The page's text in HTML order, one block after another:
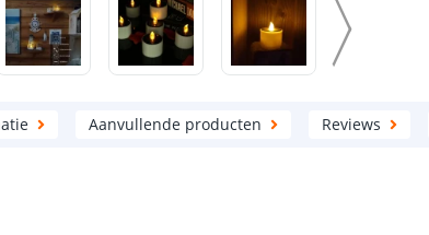
Aanvullende producten Reviews